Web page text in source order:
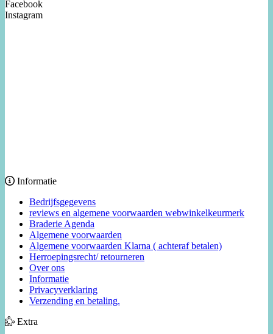
Facebook
Instagram
Informatie
Bedrijfsgegevens
reviews en algemene voorwaarden webwinkelkeurmerk
Braderie Agenda
Algemene voorwaarden
Algemene voorwaarden Klarna ( achteraf betalen)
Herroepingsrecht/ retourneren
Over ons
Informatie
Privacyverklaring
Verzending en betaling.
Extra